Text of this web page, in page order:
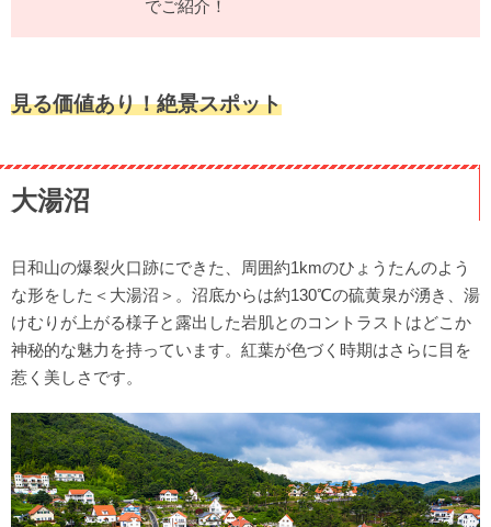
でご紹介！
見る価値あり！絶景スポット
大湯沼
日和山の爆裂火口跡にできた、周囲約1kmのひょうたんのよう
な形をした＜大湯沼＞。沼底からは約130℃の硫黄泉が湧き、湯
けむりが上がる様子と露出した岩肌とのコントラストはどこか
神秘的な魅力を持っています。紅葉が色づく時期はさらに目を
惹く美しさです。